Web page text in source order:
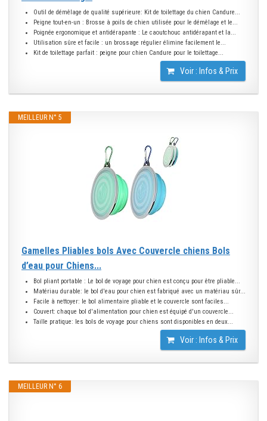
Outil de démêlage de qualité supérieure: Kit de toilettage du chien Candure...
Peigne tout-en-un : Brosse à poils de chien utilisée pour le démêlage et le...
Poignée ergonomique et antidérapante : Le caoutchouc antidérapant et la...
Utilisation sûre et facile : un brossage régulier élimine facilement le...
Kit de toilettage parfait : peigne pour chien Candure pour le toilettage...
Voir : Infos & Prix
MEILLEUR N° 5
Gamelles Pliables bols Avec Couvercle chiens Bols
d’eau pour Chiens...
Bol pliant portable : Le bol de voyage pour chien est conçu pour être pliable...
Matériau durable: le bol d'eau pour chien est fabriqué avec un matériau sûr...
Facile à nettoyer: le bol alimentaire pliable et le couvercle sont faciles...
Couvert: chaque bol d'alimentation pour chien est équipé d'un couvercle...
Taille pratique: les bols de voyage pour chiens sont disponibles en deux...
Voir : Infos & Prix
MEILLEUR N° 6